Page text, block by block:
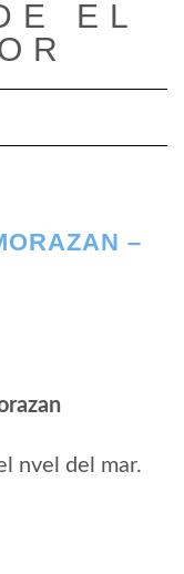
EL
de navegación
–
nvel del mar.